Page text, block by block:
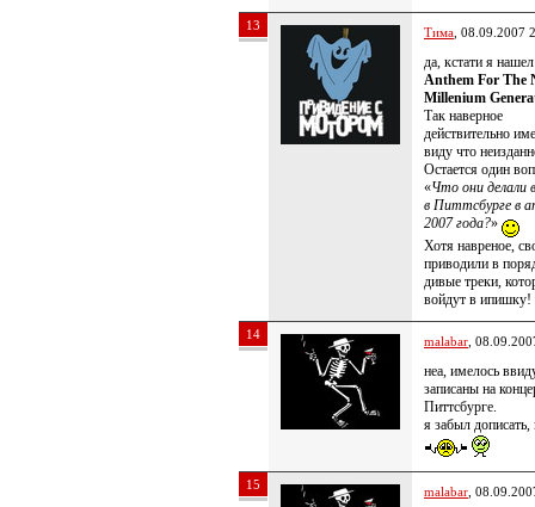
13 Тима , 08.09.2007
да, кстати я
Anthem For The
Millenium
Так наверное
действительно
виду что
Остается один
«Что они делали
в Питтсбурге в
2007 года?»
Хотя навреное,
приводили в
дивые треки,
войдут в ипишку!
14 malabar ,
неа, имелось
записаны на
Питтсбурге.
я забыл дописать,
15 malabar ,